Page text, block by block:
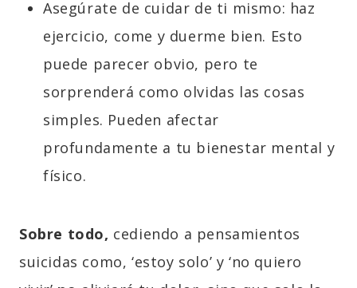
Asegúrate de cuidar de ti mismo: haz
ejercicio, come y duerme bien. Esto
puede parecer obvio, pero te
sorprenderá como olvidas las cosas
simples. Pueden afectar
profundamente a tu bienestar mental y
físico.
Sobre todo, cediendo a pensamientos
suicidas como, ‘estoy solo’ y ‘no quiero